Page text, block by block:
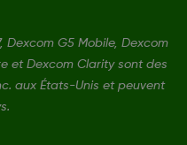
Dexcom G5 Mobile, Dexcom
et Dexcom Clarity sont des
aux États-Unis et peuvent